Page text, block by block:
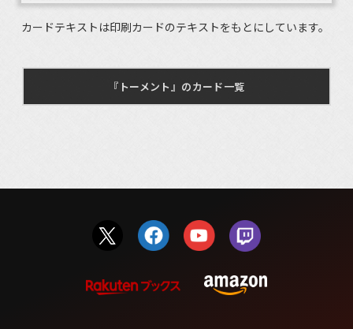
カードテキストは印刷カードのテキストをもとにしています。
『トーメント』のカード一覧